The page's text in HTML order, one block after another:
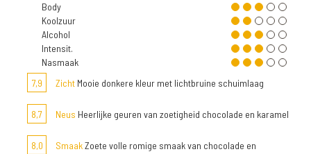
Body
Koolzuur
Alcohol
Intensit.
Nasmaak
7,9
Zicht Mooie donkere kleur met lichtbruine schuimlaag
8,7 Neus Heerlijke geuren van zoetigheid chocolade en karamel
8,0 SmaakZoete volle romige smaak van chocolade en